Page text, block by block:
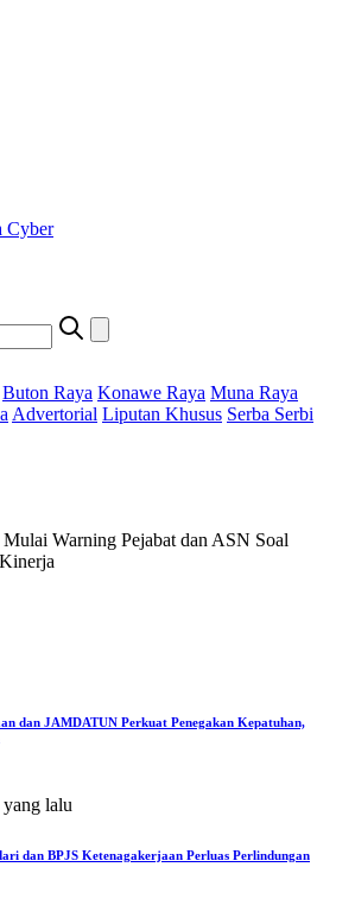
Cyber
Buton Raya Konawe Raya Muna Raya
Advertorial Liputan Khusus Serba Serbi
Warning Pejabat dan ASN Soal
dan JAMDATUN Perkuat Penegakan Kepatuhan,
lalu
dan BPJS Ketenagakerjaan Perluas Perlindungan